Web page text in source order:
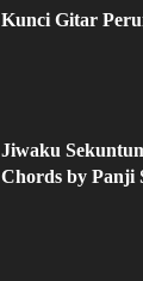
Kunci Gitar
Jiwaku
Chords by Panji